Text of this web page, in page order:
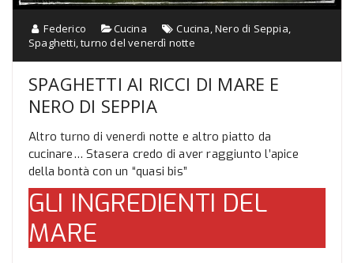
Federico Cucina Cucina,Nero di Seppia,
Spaghetti,turno del venerdì notte
SPAGHETTI AI RICCI DI MARE E
NERO DI SEPPIA
Altro turno di venerdì notte e altro piatto da
cucinare… Stasera credo di aver raggiunto l’apice
della bontà con un “quasi bis”
GLI INGREDIENTI DEL
MARE